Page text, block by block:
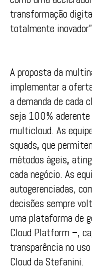
transformação
totalmente
A proposta da
implementar a
a demanda de cada
seja 100%
multicloud. As
squads, que
métodos ágeis,
cada negócio. As
autogerenciadas,
decisões sempre
uma plataforma de
Cloud Platform –,
transparência no
Cloud da Stefanini.